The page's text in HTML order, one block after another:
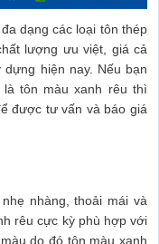
dạng các loại tôn thép
lượng ưu việt, giá cả
hiện nay. Nếu bạn
tôn màu xanh rêu thì
được tư vấn và báo giá
nhàng, thoải mái và
rêu cực kỳ phù hợp với
do đó tôn màu xanh